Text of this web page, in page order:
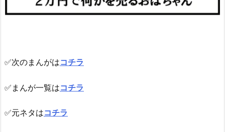
✅次のまんがはコチラ
✅まんが一覧はコチラ
✅元ネタはコチラ